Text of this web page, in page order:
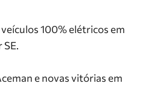
100% elétricos em
e novas vitórias em